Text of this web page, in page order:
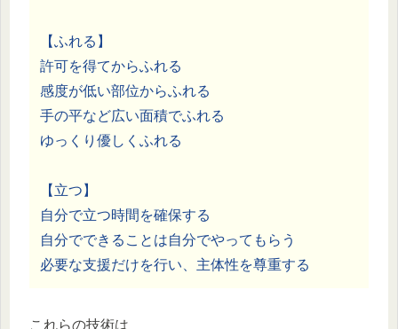
【ふれる】
許可を得てからふれる
感度が低い部位からふれる
手の平など広い面積でふれる
ゆっくり優しくふれる
【立つ】
自分で立つ時間を確保する
自分でできることは自分でやってもらう
必要な支援だけを行い、主体性を尊重する
これらの技術は